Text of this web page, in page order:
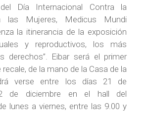
Día Internacional Contra la
las Mujeres, Medicus Mundi
la itinerancia de la exposición
y reproductivos, los más
derechos”. Eibar será el primer
de la mano de la Casa de la
verse entre los días 21 de
de diciembre en el hall del
lunes a viernes, entre las 9.00 y